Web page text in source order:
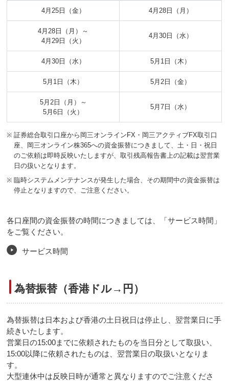
4月25日（金） 4月28日（月）
4月28日（月）～
4月29日（火）
4月30日（水）
4月30日（水） 5月1日（木）
5月1日（木） 5月2日（金）
5月2日（月）～
5月6日（火）
5月7日（水）
※ 証券総合取引口座から岡三オンラインFX・岡三アクティブFX取引口
座、岡三オンライン株365への資金振替につきまして、土・日・祝日
のご依頼は即時反映いたしますが、取引残高報告書上の記載は翌営業
日の扱いとなります。
※ 臨時システムメンテナンスが発生した場合、その期間中の資金振替は
停止となりますので、ご注意ください。
各口座間の資金振替の時間につきましては、「サービス時間」
をご覧ください。
サービス時間
為替振替（香港ドル→円）
為替振替は日本および香港の土日祝日は停止し、翌営業日に手
続きいたします。
営業日の15:00までに依頼されたものを当日分として取扱い、
15:00以降に依頼されたものは、翌営業日の取扱いとなりま
す。
大型連休中は反映日時が通常と異なりますのでご注意くださ